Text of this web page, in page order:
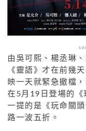
由吳可熙、楊丞琳
《靈語》才在前幾
映一天就緊急撤檔
在5月19日登場的《
一提的是《玩命關
路一波五折。